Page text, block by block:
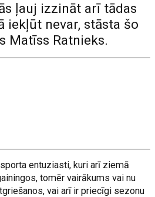
ļauj izzināt arī tādas
iekļūt nevar, stāsta šo
Matīss Ratnieks.
entuziasti, kuri arī ziemā
tomēr vairākums vai nu
vai arī ir priecīgi sezonu